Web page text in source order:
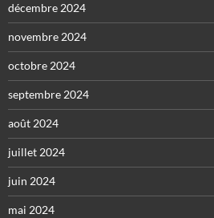
décembre 2024
novembre 2024
octobre 2024
septembre 2024
août 2024
juillet 2024
juin 2024
mai 2024